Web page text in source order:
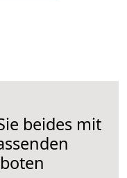
beides mit